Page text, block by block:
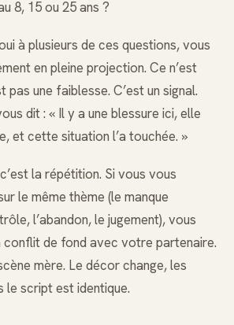
8, 15 ou 25 ans ?
à plusieurs de ces questions, vous
en pleine projection. Ce n’est
pas une faiblesse. C’est un signal.
dit : « Il y a une blessure ici, elle
et cette situation l’a touchée. »
la répétition. Si vous vous
le même thème (le manque
l’abandon, le jugement), vous
conflit de fond avec votre partenaire.
mère. Le décor change, les
le script est identique.